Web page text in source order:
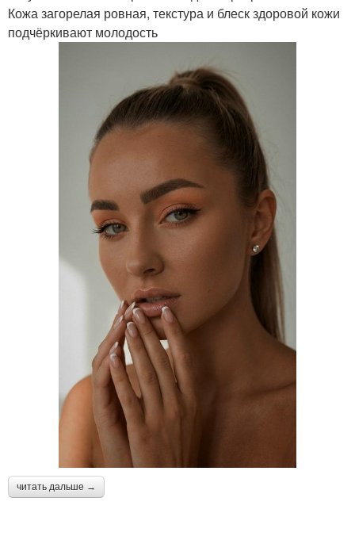
Кожа загорелая ровная, текстура и блеск здоровой кожи
подчёркивают молодость
читать дальше →